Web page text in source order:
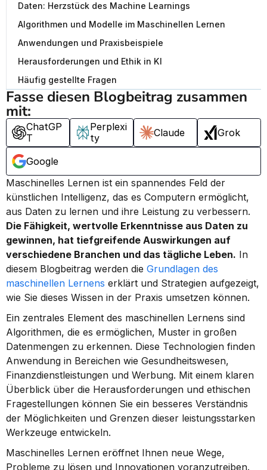
Daten: Herzstück des Machine Learnings
Algorithmen und Modelle im Maschinellen Lernen
Anwendungen und Praxisbeispiele
Herausforderungen und Ethik in KI
Häufig gestellte Fragen
Fasse diesen Blogbeitrag zusammen
mit:
ChatGP
T
Perplexi
ty
Claude Grok
Google
Maschinelles Lernen ist ein spannendes Feld der
künstlichen Intelligenz, das es Computern ermöglicht,
Die Fähigkeit, wertvolle Erkenntnisse aus Daten zu
gewinnen, hat tiefgreifende Auswirkungen auf
verschiedene Branchen und das tägliche Leben. In
diesem Blogbeitrag werden die Grundlagen des
maschinellen Lernens erklärt und Strategien aufgezeigt,
wie Sie dieses Wissen in der Praxis umsetzen können.
Ein zentrales Element des maschinellen Lernens sind
Algorithmen, die es ermöglichen, Muster in großen
Datenmengen zu erkennen. Diese Technologien finden
Anwendung in Bereichen wie Gesundheitswesen,
Finanzdienstleistungen und Werbung. Mit einem klaren
Überblick über die Herausforderungen und ethischen
Fragestellungen können Sie ein besseres Verständnis
der Möglichkeiten und Grenzen dieser leistungsstarken
Werkzeuge entwickeln.
Maschinelles Lernen eröffnet Ihnen neue Wege,
Probleme zu lösen und Innovationen voranzutreiben.